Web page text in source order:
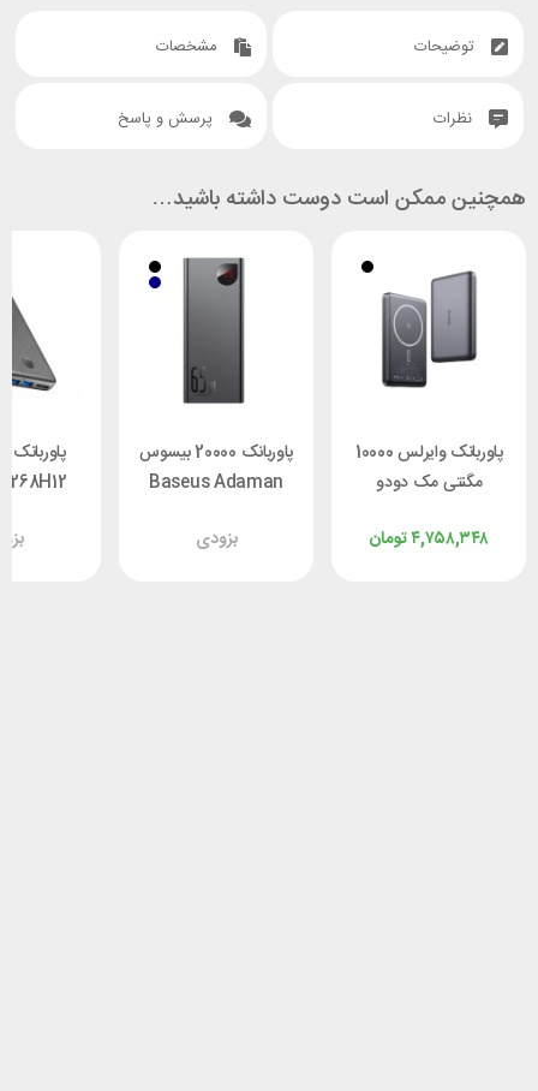
توضیحات مشخصات
نظرات پرسش و پاسخ
همچنین ممکن است دوست داشته باشید…
پاوربانک وایرلس 10000
مگنتی مک دودو
توان 20 وات
تومان۴,۷۵۸,۳۴۸
پاوربانک 20000 بیسوس
Baseus Adaman
وات
بزودی